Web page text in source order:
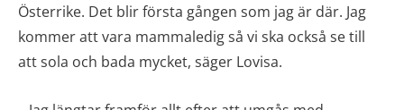
Österrike. Det blir första gången som jag är där. Jag
kommer att vara mammaledig så vi ska också se till
att sola och bada mycket, säger Lovisa.